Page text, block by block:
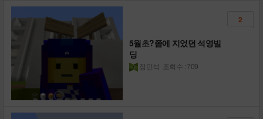
5월초?쯤에 지었던 석영빌
딩
장민석 조회수 : 709
2